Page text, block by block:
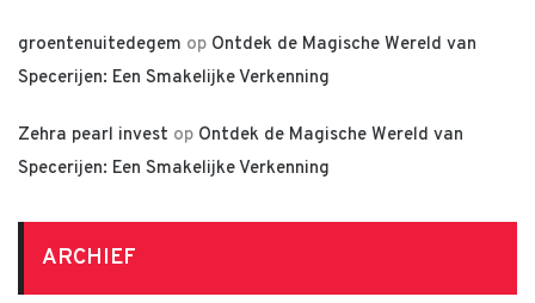
groentenuitedegem op Ontdek de Magische Wereld van
Specerijen: Een Smakelijke Verkenning
Zehra pearl invest op Ontdek de Magische Wereld van
Specerijen: Een Smakelijke Verkenning
ARCHIEF